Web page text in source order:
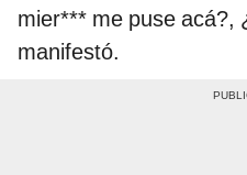
mier*** me puse acá?,
manifestó.